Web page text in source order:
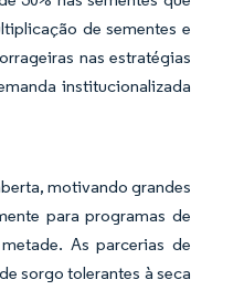
de sementes e
nas estratégias
institucionalizada
motivando grandes
para programas de
As parcerias de
sorgo tolerantes à seca